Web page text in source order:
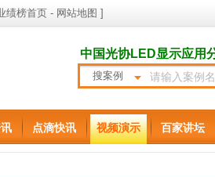
绩榜首页 - 网站地图 ]
中国光协LED显示应用
搜案例
点滴快讯 视频演示 百家讲坛